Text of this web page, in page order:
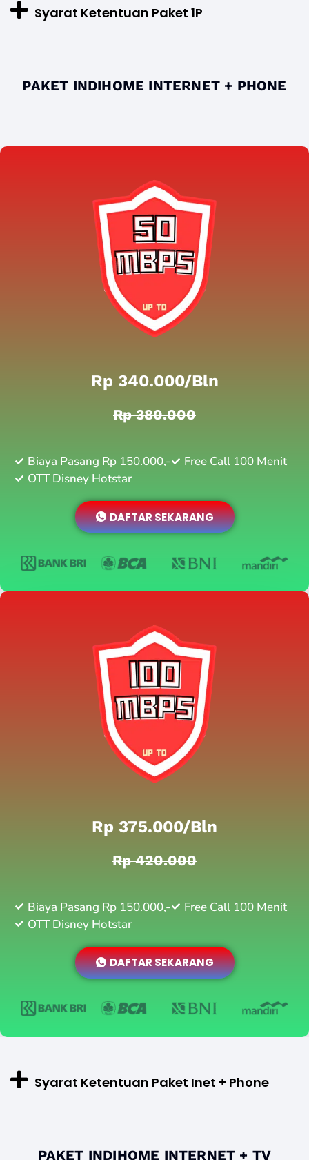
Syarat Ketentuan Paket 1P
PAKET INDIHOME INTERNET + PHONE
Rp 340.000/bln
Rp 380.000
Biaya Pasang Rp 150.000,-
Free Call 100 Menit
OTT Disney Hotstar
DAFTAR SEKARANG
Rp 375.000/bln
Rp 420.000
Biaya Pasang Rp 150.000,-
Free Call 100 Menit
OTT Disney Hotstar
DAFTAR SEKARANG
Syarat Ketentuan Paket Inet + Phone
PAKET INDIHOME INTERNET + TV